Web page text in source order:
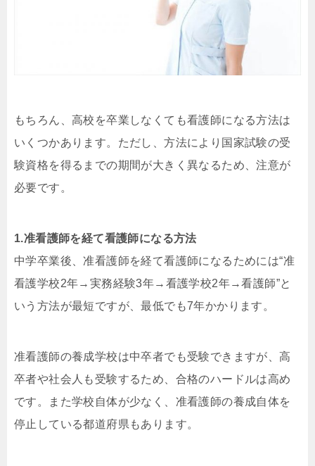
もちろん、高校を卒業しなくても看護師になる方法は
いくつかあります。ただし、方法により国家試験の受
験資格を得るまでの期間が大きく異なるため、注意が
必要です。
1.准看護師を経て看護師になる方法
中学卒業後、准看護師を経て看護師になるためには“准
看護学校2年→実務経験3年→看護学校2年→看護師”と
いう方法が最短ですが、最低でも7年かかります。
准看護師の養成学校は中卒者でも受験できますが、高
卒者や社会人も受験するため、合格のハードルは高め
です。また学校自体が少なく、准看護師の養成自体を
停止している都道府県もあります。